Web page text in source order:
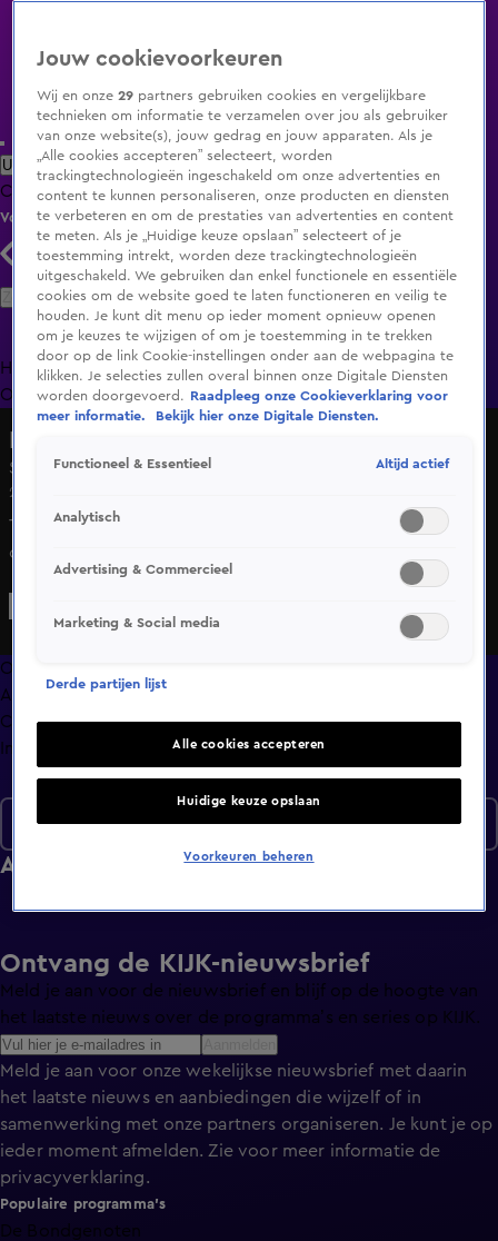
Uitzending Gemist Populaire programma's Zenders Genres
ClipsFilmsRadioSmart TV inlogShop
Volg KIJK
Zoeken
HomeUitzending Gemist Programma's De Bondgenoten
OranjezomerLivestreamsShop
Seizoen Nieuws van de Dag, aflevering 102
27 mei 2025, 18:04
Tien maatregelen van Wilders: steun of strijd in de
coalitie? Was de moord op Jan van Mullekom een
vergismoord? Fileleed deze zomer: is al dat
over Israëlische legeroefening.
Overzicht
Afleveringen
Clips
Info
Afleveringen
Nieuws van de Dag
Ontvang de KIJK-nieuwsbrief
Meld je aan voor de nieuwsbrief en blijf op de hoogte van
het laatste nieuws over de programma’s en series op KIJK.
Meld je aan voor onze wekelijkse nieuwsbrief met daarin
het laatste nieuws en aanbiedingen die wijzelf of in
samenwerking met onze partners organiseren. Je kunt je op
ieder moment afmelden. Zie voor meer informatie de
privacyverklaring.
Populaire programma's
De Bondgenoten
Jouw cookievoorkeuren
Wij en onze29 partners gebruiken cookies en vergelijkbare
technieken om informatie te verzamelen over jou als gebruiker
van onze website(s), jouw gedrag en jouw apparaten. Als je
„Alle cookies accepteren” selecteert, worden
trackingtechnologieën ingeschakeld om onze advertenties en
content te kunnen personaliseren, onze producten en diensten
te verbeteren en om de prestaties van advertenties en content
te meten. Als je „Huidige keuze opslaan” selecteert of je
toestemming intrekt, worden deze trackingtechnologieën
uitgeschakeld. We gebruiken dan enkel functionele en essentiële
cookies om de website goed te laten functioneren en veilig te
houden. Je kunt dit menu op ieder moment opnieuw openen
om je keuzes te wijzigen of om je toestemming in te trekken
door op de link Cookie-instellingen onder aan de webpagina te
klikken. Je selecties zullen overal binnen onze Digitale Diensten
worden doorgevoerd.
Raadpleeg onze Cookieverklaring voor
meer informatie.
Bekijk hier onze Digitale Diensten.
Functioneel & Essentieel Altijd actief
Analytisch
Advertising & Commercieel
Marketing & Social media
Derde partijen lijst
Alle cookies accepteren
Huidige keuze opslaan
Voorkeuren beheren